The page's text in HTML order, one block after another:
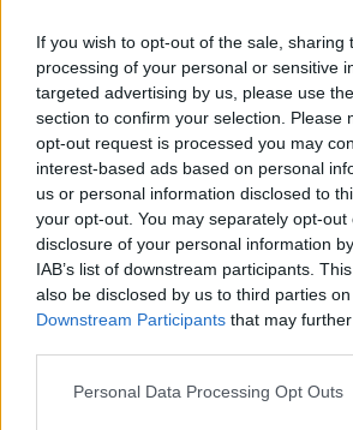
If you wish to opt-out of the sale, sharing
processing of your personal or sensitive
targeted advertising by us, please use
section to confirm your selection. Please
opt-out request is processed you may
interest-based ads based on personal
us or personal information disclosed to
your opt-out. You may separately opt-
disclosure of your personal information
IAB’s list of downstream participants.
also be disclosed by us to third parties
Downstream Participants that may
Personal Data Processing Opt Outs
V. Matijošaitis giria P. Motiejūną:
Žinios | Sportas
Kaip sekasi Kauno „Žalgiriui“ bristi iš
gyvai nuo 14 val.
Žinios | Sportas
sanatorijoje